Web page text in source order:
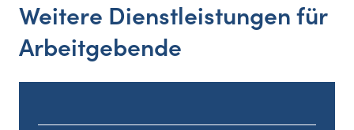
Weitere Dienstleistungen für
Arbeitgebende